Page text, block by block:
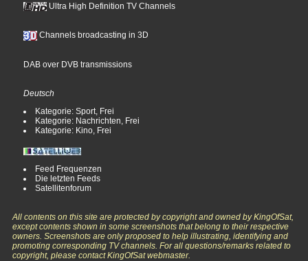
Ultra High Definition TV Channels
Channels broadcasting in 3D
DAB over DVB transmissions
Deutsch
Kategorie: Sport, Frei
Kategorie: Nachrichten, Frei
Kategorie: Kino, Frei
Feed Frequenzen
Die letzten Feeds
Satellitenforum
All contents on this site are protected by copyright and owned by KingOfSat,
except contents shown in some screenshots that belong to their respective
owners. Screenshots are only proposed to help illustrating, identifying and
promoting corresponding TV channels. For all questions/remarks related to
copyright, please contact KingOfSat webmaster.